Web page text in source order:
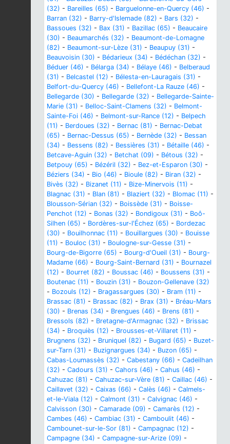
(32) - Bareilles (65) - Barguelonne-en-Quercy (46) -
Barran (32) - Barry-d'Islemade (82) - Bars (32) -
Bassoues (32) - Bax (31) - Bazillac (65) - Beaucaire
(30) - Beaumarchés (32) - Beaumont-de-Lomagne
(82) - Beaumont-sur-Lèze (31) - Beaupuy (31) -
Beauvoisin (30) - Bédarieux (34) - Bédéchan (32) -
Béduer (46) - Bélarga (34) - Bélaye (46) - Belberaud
(31) - Belcastel (12) - Bélesta-en-Lauragais (31) -
Belfort-du-Quercy (46) - Bellefont-La Rauze (46) -
Bellegarde (30) - Bellegarde (32) - Bellegarde-Sainte-
Marie (31) - Belloc-Saint-Clamens (32) - Belmont-
Sainte-Foi (46) - Belmont-sur-Rance (12) - Belpech
(11) - Berdoues (32) - Bernac (81) - Bernac-Debat
(65) - Bernac-Dessus (65) - Bernède (32) - Bessan
(34) - Bessens (82) - Bessières (31) - Bétaille (46) -
Betcave-Aguin (32) - Betchat (09) - Bétous (32) -
Betpouy (65) - Bézéril (32) - Bez-et-Esparon (30) -
Béziers (34) - Bio (46) - Bioule (82) - Biran (32) -
Bivès (32) - Bizanet (11) - Bize-Minervois (11) -
Blagnac (31) - Blan (81) - Blaziert (32) - Blomac (11) -
Blousson-Sérian (32) - Boissède (31) - Boisse-
Penchot (12) - Bonas (32) - Bondigoux (31) - Boô-
Silhen (65) - Bordères-sur-l'Échez (65) - Bordezac
(30) - Bouilhonnac (11) - Bouillargues (30) - Bouisse
(11) - Bouloc (31) - Boulogne-sur-Gesse (31) -
Bourg-de-Bigorre (65) - Bourg-d'Oueil (31) - Bourg-
Madame (66) - Bourg-Saint-Bernard (31) - Bournazel
(12) - Bourret (82) - Boussac (46) - Boussens (31) -
Boutenac (11) - Bouzin (31) - Bouzon-Gellenave (32)
- Bozouls (12) - Bragassargues (30) - Bram (11) -
Brassac (81) - Brassac (82) - Brax (31) - Bréau-Mars
(30) - Brenas (34) - Brengues (46) - Brens (81) -
Bressols (82) - Bretagne-d'Armagnac (32) - Brissac
(34) - Broquiès (12) - Brousses-et-Villaret (11) -
Brugnens (32) - Bruniquel (82) - Bugard (65) - Buzet-
sur-Tarn (31) - Buzignargues (34) - Buzon (65) -
Cabas-Loumassès (32) - Cabestany (66) - Cadeilhan
(32) - Cadours (31) - Cahors (46) - Cahus (46) -
Cahuzac (81) - Cahuzac-sur-Vère (81) - Caillac (46) -
Caillavet (32) - Caixas (66) - Calès (46) - Calmels-
et-le-Viala (12) - Calmont (31) - Calvignac (46) -
Calvisson (30) - Camarade (09) - Camarès (12) -
Cambes (46) - Cambiac (31) - Camboulit (46) -
Cambounet-sur-le-Sor (81) - Campagnac (12) -
Campagne (34) - Campagne-sur-Arize (09) -